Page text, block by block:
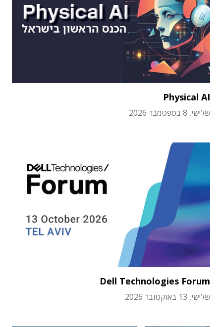
Physical AI
שלישי, 8 בספטמבר 2026
Dell Technologies Forum
שלישי, 13 באוקטובר 2026